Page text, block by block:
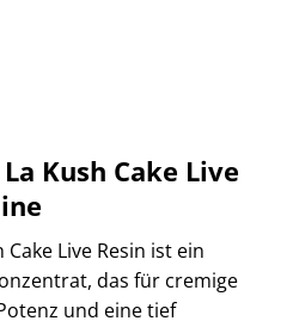
Kush Cake Live
Cake Live Resin ist ein
das für cremige
und eine tief